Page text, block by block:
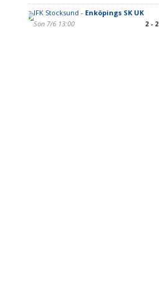
IFK Stocksund - Enköpings SK UK
Sön 7/6 13:00
2 - 2